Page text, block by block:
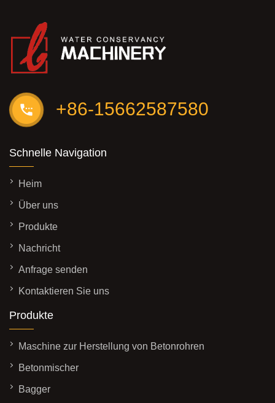
+86-15662587580
Schnelle Navigation
Heim
Über uns
Produkte
Nachricht
Anfrage senden
Kontaktieren Sie uns
Produkte
Maschine zur Herstellung von Betonrohren
Betonmischer
Bagger